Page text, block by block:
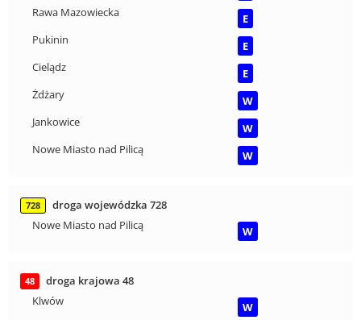
Rawa Mazowiecka
E
Pukinin
E
Cielądz
E
Żdżary
W
Jankowice
W
Nowe Miasto nad Pilicą
W
728
droga wojewódzka 728
Nowe Miasto nad Pilicą
W
48
droga krajowa 48
Klwów
W